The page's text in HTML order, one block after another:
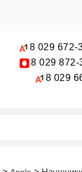
8 029 672-
8 029 872-
8 029